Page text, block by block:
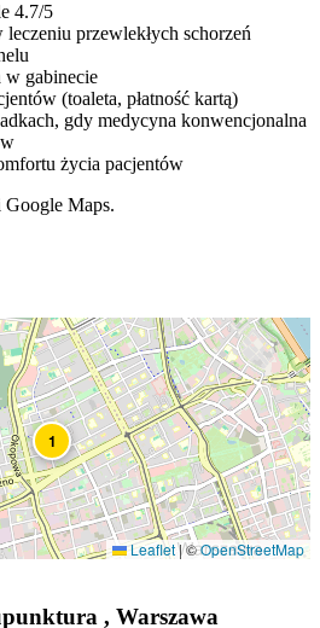
4.7/5
przewlekłych schorzeń
w gabinecie
(toaleta, płatność kartą)
gdy medycyna konwencjonalna
życia pacjentów
Maps.
1
Leaflet|©OpenStreetMap
, Warszawa